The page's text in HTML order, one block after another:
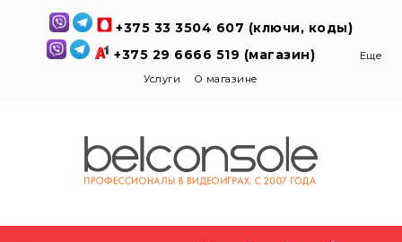
+375 33 3504 607 (ключи, коды)
+375 29 6666 519 (магазин)
Еще
Услуги
О магазине